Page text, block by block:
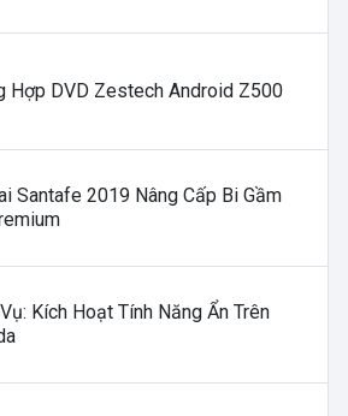
Hợp DVD Zestech Android Z500
Santafe 2019 Nâng Cấp Bi Gầm
Kích Hoạt Tính Năng Ẩn Trên